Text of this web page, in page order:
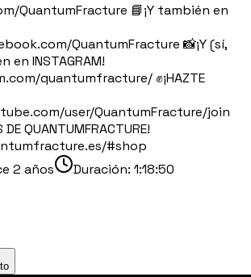
QuantumFracture 📘¡Y también en
QuantumFracture 📸¡Y (sí,
INSTAGRAM!
quantumfracture/ ✊¡HAZTE
user/QuantumFracture/join
DE QUANTUMFRACTURE!
#shop
2 años Duración: 1:18:50